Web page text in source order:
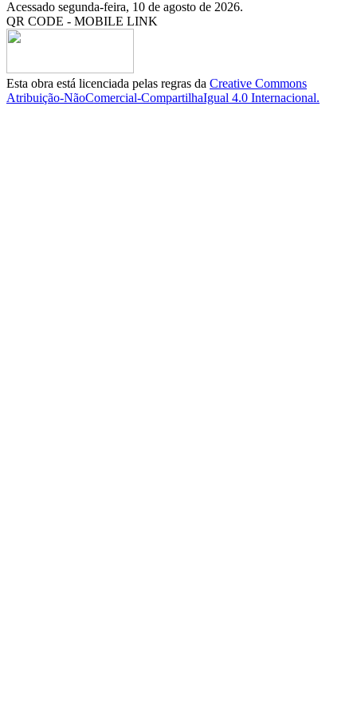
Acessado segunda-feira, 10 de agosto de 2026.
QR CODE - MOBILE LINK
Esta obra está licenciada pelas regras da Creative Commons
Atribuição-NãoComercial-CompartilhaIgual 4.0 Internacional.